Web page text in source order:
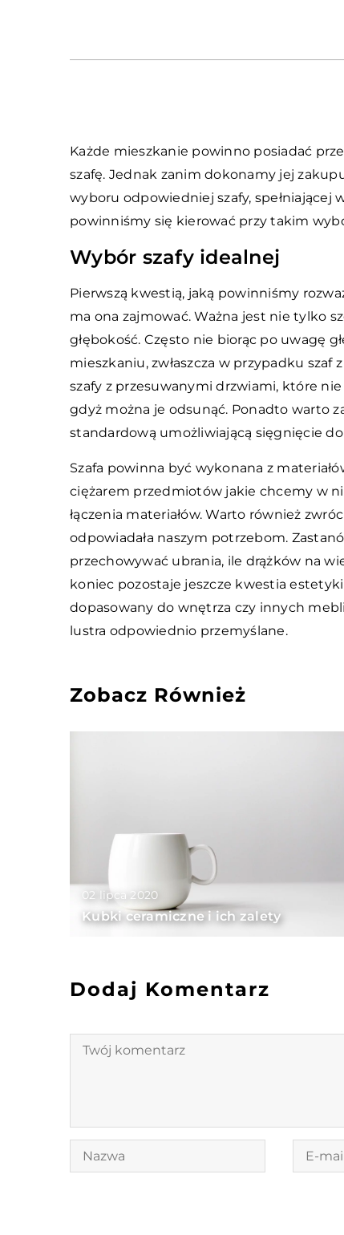
Każde mieszkanie powinno posiadać
szafę. Jednak zanim dokonamy jej
wyboru odpowiedniej szafy, spełniającej
powinniśmy się kierować przy takim
Wybór szafy idealnej
Pierwszą kwestią, jaką powinniśmy
ma ona zajmować. Ważna jest nie tylko
głębokość. Często nie biorąc po uwagę
mieszkaniu, zwłaszcza w przypadku
szafy z przesuwanymi drzwiami, które
gdyż można je odsunąć. Ponadto warto
standardową umożliwiającą sięgnięcie
Szafa powinna być wykonana z
ciężarem przedmiotów jakie chcemy w
łączenia materiałów. Warto również
odpowiadała naszym potrzebom.
przechowywać ubrania, ile drążków na
koniec pozostaje jeszcze kwestia
dopasowany do wnętrza czy innych
lustra odpowiednio przemyślane.
Zobacz Również
02 lipca 2020
Kubki ceramiczne i ich zalety
Dodaj Komentarz